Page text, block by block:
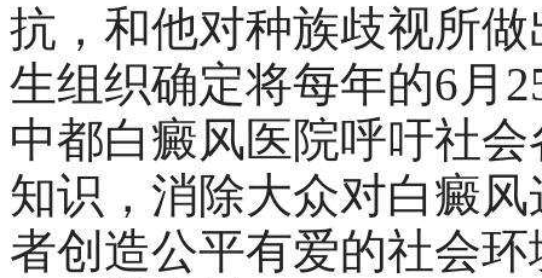
抗，和他对种族歧视所
生组织确定将每年的6月
中都白癜风医院呼吁社
知识，消除大众对白癜
者创造公平有爱的社会